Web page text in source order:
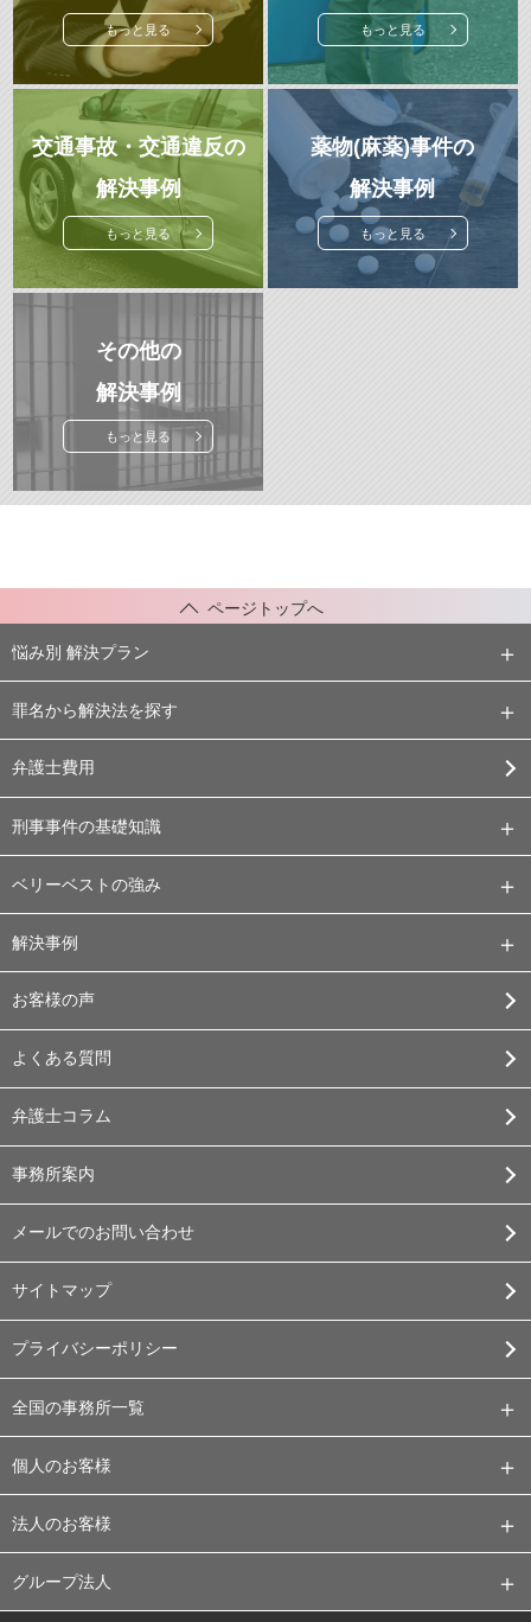
もっと見る もっと見る
交通事故・交通違反の
解決事例
もっと見る
薬物(麻薬)事件の
解決事例
もっと見る
その他の
解決事例
もっと見る
ページトップへ
悩み別 解決プラン
罪名から解決法を探す
弁護士費用
刑事事件の基礎知識
ベリーベストの強み
解決事例
お客様の声
よくある質問
弁護士コラム
事務所案内
メールでのお問い合わせ
サイトマップ
プライバシーポリシー
全国の事務所一覧
個人のお客様
法人のお客様
グループ法人